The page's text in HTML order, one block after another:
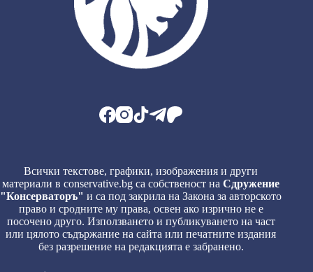
Всички текстове, графики, изображения и други
материали в conservative.bg са собственост наСдружение
"Консерваторъ" и са под закрила на Закона за авторското
право и сродните му права, освен ако изрично не е
посочено друго. Използването и публикуването на част
или цялото съдържание на сайта или печатните издания
без разрешение на редакцията е забранено.